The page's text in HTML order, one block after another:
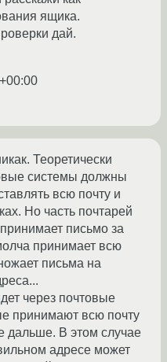
ящика.
дай.
Теоретически
системы должны
всю почту и
Но часть почтарей
письмо за
принимает всю
письма на
через почтовые
принимают всю почту
дальше. В этом случае
адресе может